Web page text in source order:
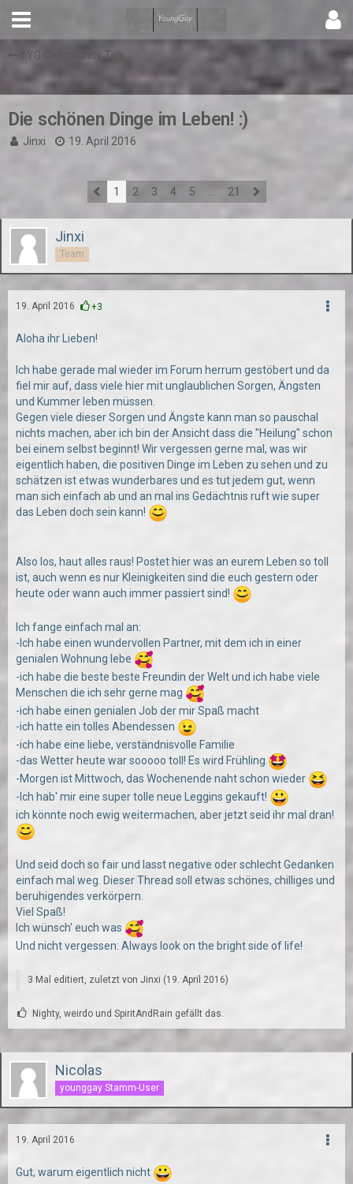
YG Community Talk
Die schönen Dinge im Leben! :)
Jinxi 19. April 2016
1 2 3 4 5 21
Jinxi
Team
19. April 2016 +3
Aloha ihr Lieben!
Ich habe gerade mal wieder im Forum herrum gestöbert und da
fiel mir auf, dass viele hier mit unglaublichen Sorgen, Ängsten
und Kummer leben müssen.
Gegen viele dieser Sorgen und Ängste kann man so pauschal
nichts machen, aber ich bin der Ansicht dass die "Heilung" schon
bei einem selbst beginnt! Wir vergessen gerne mal, was wir
eigentlich haben, die positiven Dinge im Leben zu sehen und zu
schätzen ist etwas wunderbares und es tut jedem gut, wenn
man sich einfach ab und an mal ins Gedächtnis ruft wie super
das Leben doch sein kann!
Also los, haut alles raus! Postet hier was an eurem Leben so toll
ist, auch wenn es nur Kleinigkeiten sind die euch gestern oder
heute oder wann auch immer passiert sind!
Ich fange einfach mal an:
-Ich habe einen wundervollen Partner, mit dem ich in einer
genialen Wohnung lebe
-ich habe die beste beste Freundin der Welt und ich habe viele
Menschen die ich sehr gerne mag
-ich habe einen genialen Job der mir Spaß macht
-ich hatte ein tolles Abendessen
-ich habe eine liebe, verständnisvolle Familie
-das Wetter heute war sooooo toll! Es wird Frühling
-Morgen ist Mittwoch, das Wochenende naht schon wieder
-Ich hab' mir eine super tolle neue Leggins gekauft!
ich könnte noch ewig weitermachen, aber jetzt seid ihr mal dran!
Und seid doch so fair und lasst negative oder schlecht Gedanken
einfach mal weg. Dieser Thread soll etwas schönes, chilliges und
beruhigendes verkörpern.
Viel Spaß!
Ich wünsch' euch was
Und nicht vergessen: Always look on the bright side of life!
3 Mal editiert, zuletzt von Jinxi (19. April 2016)
Nighty, weirdo und SpiritAndRain gefällt das.
Nicolas
younggay Stamm-User
19. April 2016
Gut, warum eigentlich nicht